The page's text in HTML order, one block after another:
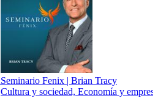
Seminario Fenix | Brian Tracy
Cultura y sociedad, Economía y